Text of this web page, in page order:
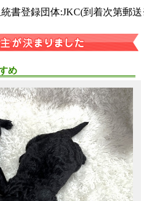
書登録団体:JKC(到着次第郵
め